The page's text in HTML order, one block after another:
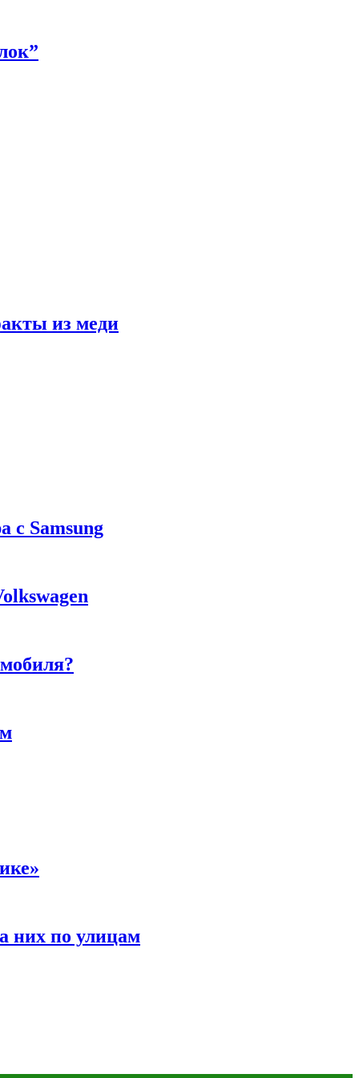
из меди
с Samsung
них по улицам